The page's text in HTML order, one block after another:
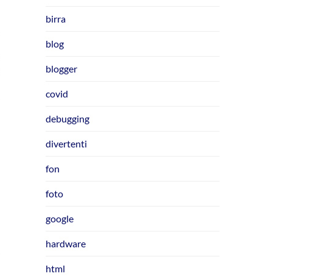
birra
blog
blogger
covid
debugging
divertenti
fon
foto
google
hardware
html